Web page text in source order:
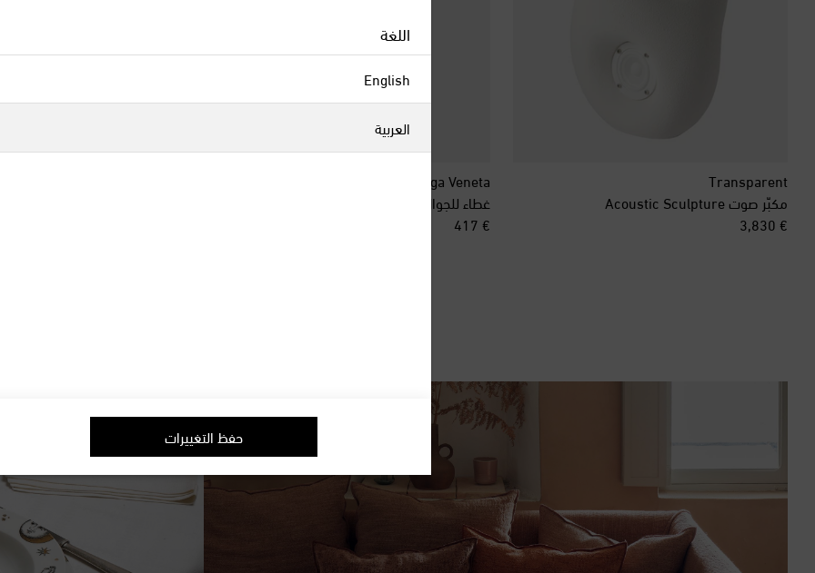
Transparent
مكبّر صوت Acoustic Sculpture
€ 3,830
original price
Bottega Veneta
غطاء للجوال iPhone XS/S من الجلد المضفر
€ 417
original price
اللغة
English
العربية
حفظ التغييرات